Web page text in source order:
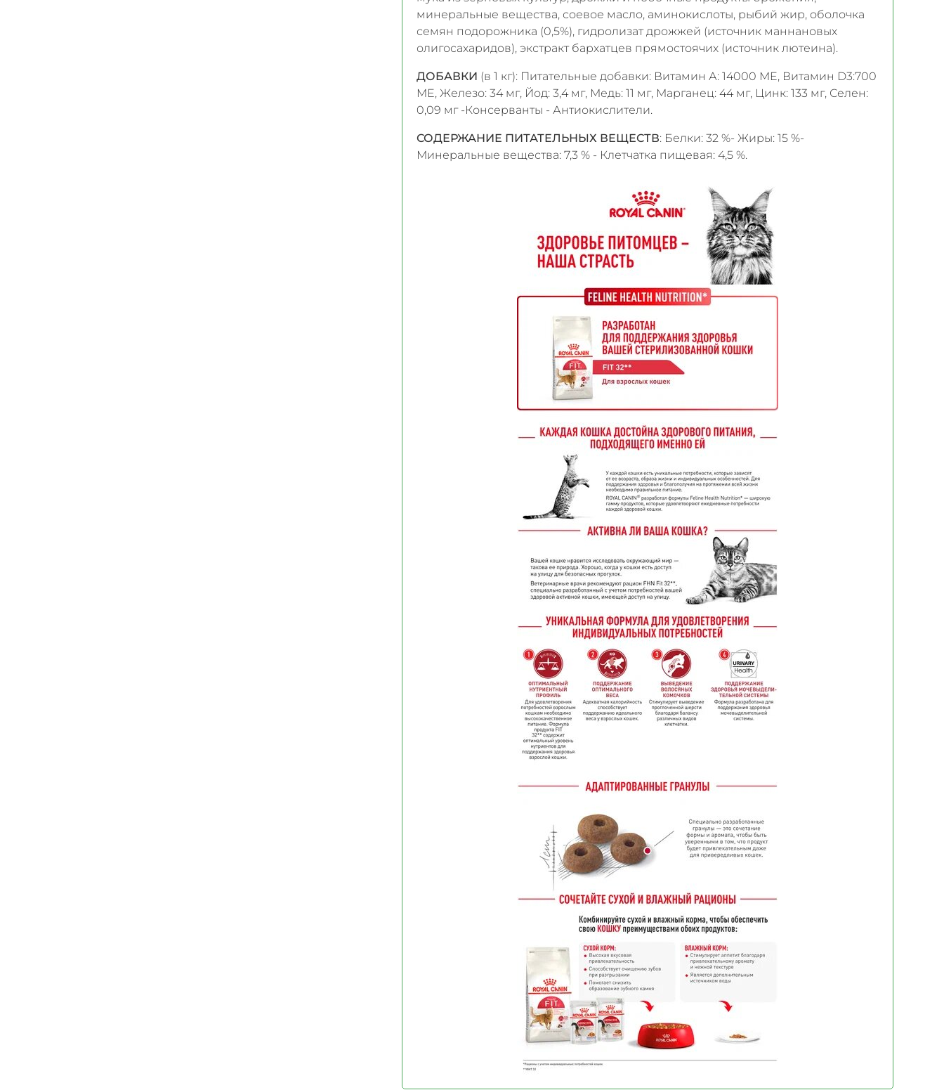
минеральные вещества, соевое масло, аминокислоты, рыбий жир, оболочка
семян подорожника (0,5%), гидролизат дрожжей (источник маннановых
олигосахаридов), экстракт бархатцев прямостоячих (источник лютеина).
ДОБАВКИ (в 1 кг): Питательные добавки: Витамин А: 14000 ME, Витамин D3:700
ME, Железо: 34 мг, Йод: 3,4 мг, Медь: 11 мг, Марганец: 44 мг, Цинк: 133 мг, Селен:
0,09 мг -Консерванты - Антиокислители.
СОДЕРЖАНИЕ ПИТАТЕЛЬНЫХ ВЕЩЕСТВ: Белки: 32 %- Жиры: 15 %-
Минеральные вещества: 7,3 % - Клетчатка пищевая: 4,5 %.